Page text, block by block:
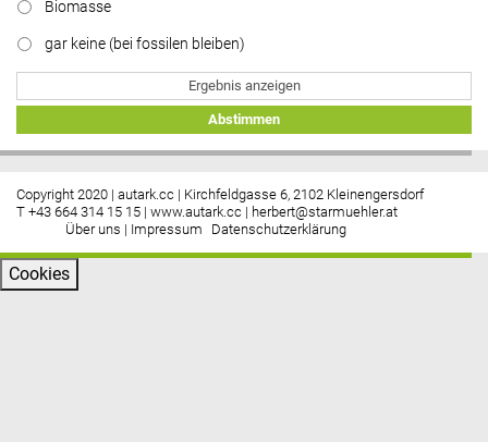
Biomasse
gar keine (bei fossilen bleiben)
Ergebnis anzeigen
Abstimmen
Copyright 2020 | autark.cc | Kirchfeldgasse 6, 2102 Kleinengersdorf
T +43 664 314 15 15 | www.autark.cc | herbert@starmuehler.at
Über uns | Impressum Datenschutzerklärung
Cookies